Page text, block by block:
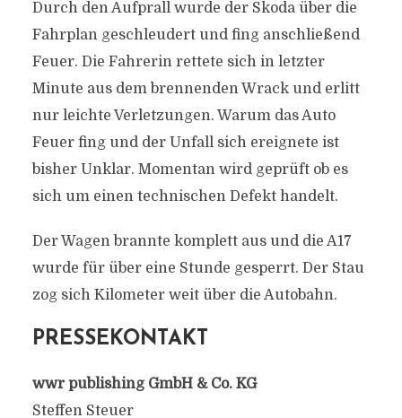
Durch den Aufprall wurde der Skoda über die
Fahrplan geschleudert und fing anschließend
Feuer. Die Fahrerin rettete sich in letzter
Minute aus dem brennenden Wrack und erlitt
nur leichte Verletzungen. Warum das Auto
Feuer fing und der Unfall sich ereignete ist
bisher Unklar. Momentan wird geprüft ob es
sich um einen technischen Defekt handelt.
Der Wagen brannte komplett aus und die A17
wurde für über eine Stunde gesperrt. Der Stau
zog sich Kilometer weit über die Autobahn.
PRESSEKONTAKT
wwr publishing GmbH & Co. KG
Steffen Steuer